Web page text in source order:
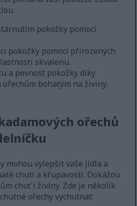
pokožky pomocí
pokožky pomocí přirozených
skvalenu.
a pevnost pokožky díky
ořechům bohatým na živiny.
ořechů
mohou vylepšit vaše jídla a
chuti a křupavosti. Dokážou
chuť i živiny. Zde je několik
ořechy vychutnat: